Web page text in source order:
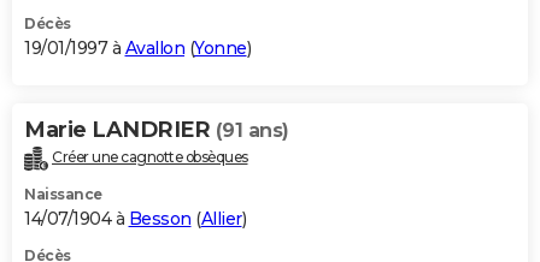
Décès
19/01/1997 à Avallon (Yonne)
Marie LANDRIER (91 ans)
Créer une cagnotte obsèques
Naissance
14/07/1904 à Besson (Allier)
Décès